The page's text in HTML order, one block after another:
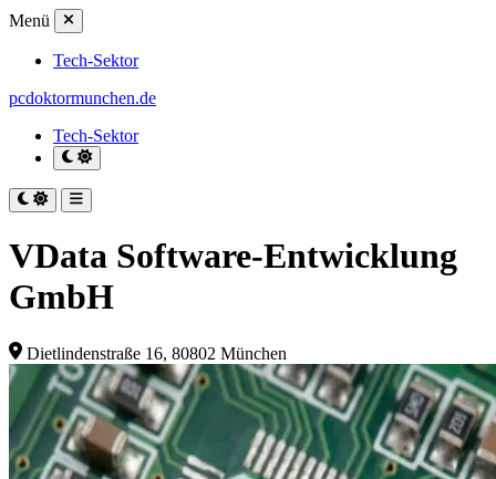
Menü
Tech-Sektor
pcdoktormunchen.de
Tech-Sektor
VData Software-Entwicklung
GmbH
Dietlindenstraße 16, 80802 München